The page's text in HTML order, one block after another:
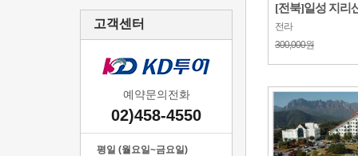
고객센터
예약문의전화
02)458-4550
평일 (월요일~금요일)
[전북]일성 지리
전라
300,000원